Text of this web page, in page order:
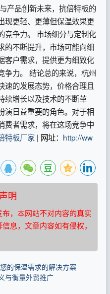
产品创新未来，抗倍特板的
现更轻、更薄但保温效果更
竞争力。 市场细分与定制化
的不断提升，市场可能向细
客户需求，提供更为细致化
争力。 结论总的来说，杭州
速的发展态势，价格合理且
续增长以及技术的不断革
演日益重要的角色。对于相
费者需求，将在这场竞争中
特板厂家| 网址： http://ww
明
，本网站不对内容的真实
息，文章内容如有侵权，
的保温需求的解决方案
与衡量外贸推广